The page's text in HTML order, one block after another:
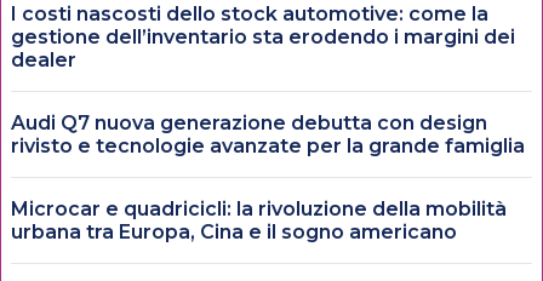
I costi nascosti dello stock automotive: come la
gestione dell’inventario sta erodendo i margini dei
dealer
Audi Q7 nuova generazione debutta con design
rivisto e tecnologie avanzate per la grande famiglia
Microcar e quadricicli: la rivoluzione della mobilità
urbana tra Europa, Cina e il sogno americano